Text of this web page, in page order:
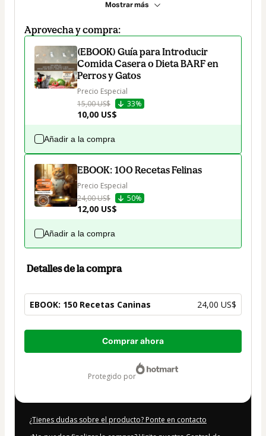
Mostrar más
Aprovecha y compra:
(EBOOK) Guía para Introducir
Comida Casera o Dieta BARF en
Perros y Gatos
Precio Especial
15,00 US$
33%
10,00 US$
Añadir a la compra
EBOOK: 100 Recetas Felinas
Precio Especial
24,00 US$
50%
12,00 US$
Añadir a la compra
Detalles de la compra
EBOOK: 150 Recetas Caninas 24,00 US$
Total
Comprar ahora
protegido por
¿Tienes dudas sobre el producto? Ponte en contacto